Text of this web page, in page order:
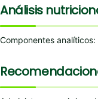
Análisis
Componentes